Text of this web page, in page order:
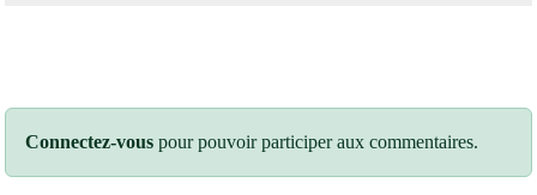
Connectez-vous pour pouvoir participer aux commentaires.